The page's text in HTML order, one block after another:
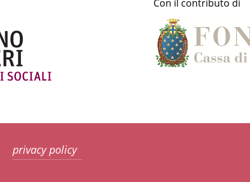
Con il contributo di
privacy policy